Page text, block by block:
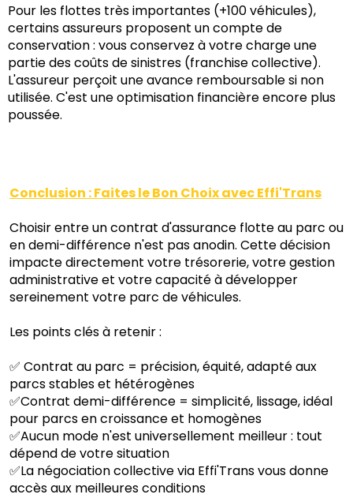
Pour les flottes très importantes (+100 véhicules),
certains assureurs proposent un compte de
conservation : vous conservez à votre charge une
partie des coûts de sinistres (franchise collective).
L'assureur perçoit une avance remboursable si non
utilisée. C'est une optimisation financière encore plus
poussée.
Conclusion : Faites le Bon Choix avec Effi'Trans
Choisir entre un contrat d'assurance flotte au parc ou
en demi-différence n'est pas anodin. Cette décision
impacte directement votre trésorerie, votre gestion
administrative et votre capacité à développer
sereinement votre parc de véhicules.
Les points clés à retenir :
✅ Contrat au parc = précision, équité, adapté aux
parcs stables et hétérogènes
✅Contrat demi-différence = simplicité, lissage, idéal
pour parcs en croissance et homogènes
✅Aucun mode n'est universellement meilleur : tout
dépend de votre situation
✅La négociation collective via Effi'Trans vous donne
accès aux meilleures conditions